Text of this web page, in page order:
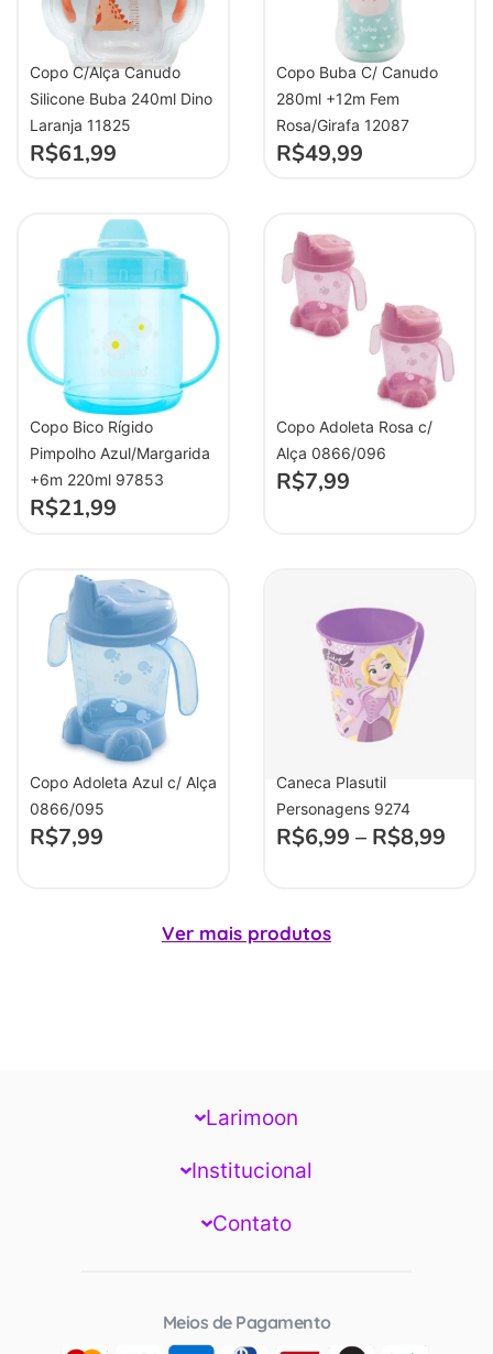
Copo C/Alça Canudo
Silicone Buba 240ml Dino
Laranja 11825
R$61,99
Copo Buba C/ Canudo
280ml +12m Fem
Rosa/Girafa 12087
R$49,99
Copo Bico Rígido
Pimpolho Azul/Margarida
+6m 220ml 97853
R$21,99
Copo Adoleta Rosa c/
Alça 0866/096
R$7,99
Copo Adoleta Azul c/ Alça
0866/095
R$7,99
Caneca Plasutil
Personagens 9274
R$6,99 – R$8,99
Ver mais produtos
Larimoon
Institucional
Contato
Meios de Pagamento